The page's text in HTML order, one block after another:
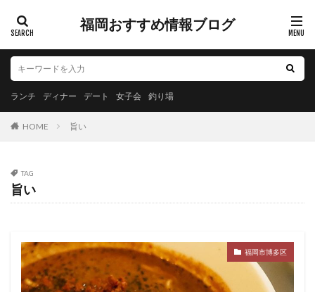
福岡おすすめ情報ブログ
ランチ ディナー デート 女子会 釣り場
HOME 旨い
TAG
旨い
福岡市博多区